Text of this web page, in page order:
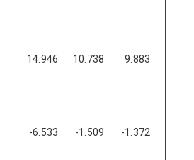
14.946 10.738 9.883
-6.533 -1.509 -1.372